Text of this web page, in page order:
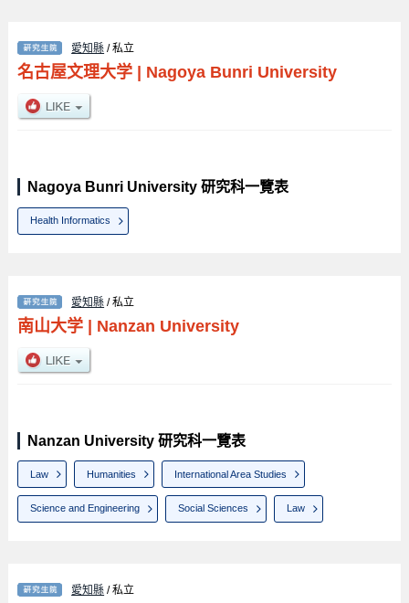
愛知縣 / 私立
名古屋文理大学| Nagoya Bunri University
Nagoya Bunri University 研究科一覽表
Health Informatics
愛知縣 / 私立
南山大学| Nanzan University
Nanzan University 研究科一覽表
Law Humanities International Area Studies
Science and Engineering Social Sciences Law
愛知縣 / 私立